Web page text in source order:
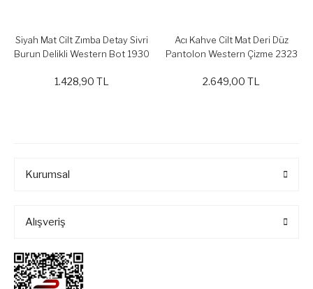
Siyah Mat Cilt Zımba Detay Sivri
Burun Delikli Western Bot 1930
1.428,90 TL
Acı Kahve Cilt Mat Deri Düz
Pantolon Western Çizme 2323
2.649,00 TL
Kurumsal
Alışveriş